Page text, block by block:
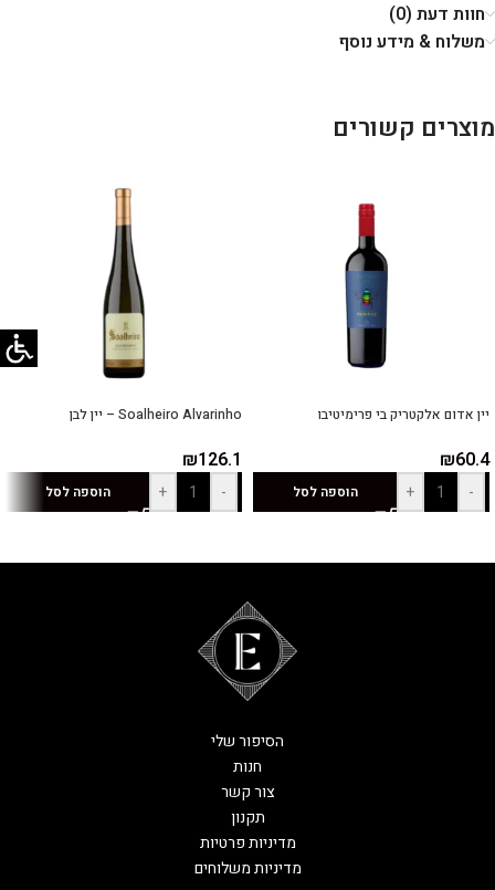
חוות דעת (0)
משלוח & מידע נוסף
מוצרים קשורים
יין אדום אלקטריק בי פרימיטיבו
₪60.4
-
+ הוספה לסל
Soalheiro Alvarinho – יין לבן
₪126.1
-
+ הוספה לסל
הסיפור שלי
חנות
צור קשר
תקנון
מדיניות פרטיות
מדיניות משלוחים